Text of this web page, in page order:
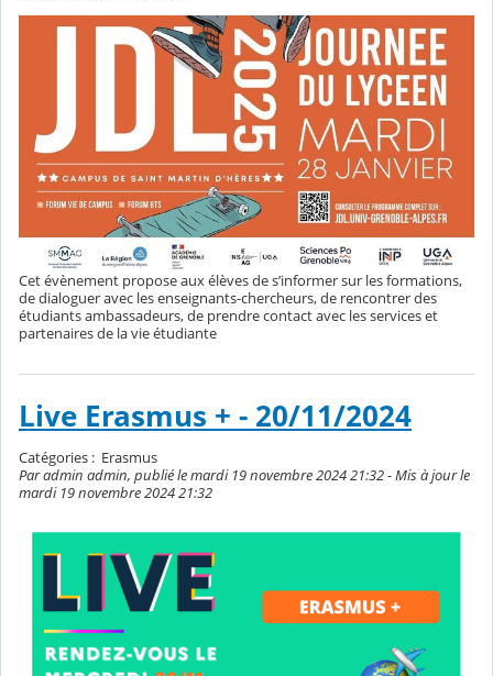
Cet évènement propose aux élèves de s’informer sur les formations,
de dialoguer avec les enseignants-chercheurs, de rencontrer des
étudiants ambassadeurs, de prendre contact avec les services et
partenaires de la vie étudiante
Live Erasmus + - 20/11/2024
Catégories : Erasmus
Par admin admin, publié le mardi 19 novembre 2024 21:32 - Mis à jour le
mardi 19 novembre 2024 21:32